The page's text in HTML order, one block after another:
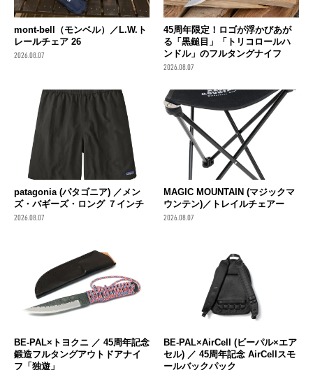
mont-bell（モンベル）／L.W.ト
レールチェア 26
2026.08.07
45周年限定！ロゴが浮かびあが
る「黒鎚目」「トリコロールハ
ンドル」のフルタングナイフ
2026.08.07
patagonia (パタゴニア) ／メン
ズ・バギーズ・ロング ７インチ
2026.08.07
MAGIC MOUNTAIN (マジックマ
ウンテン)／トレイルチェアー
2026.08.07
BE-PAL×トヨクニ ／ 45周年記念
鍛造フルタングアウトドアナイ
フ「独遊」
BE-PAL×AirCell (ビーパル×エア
セル) ／ 45周年記念 AirCellスモ
ールバックパック